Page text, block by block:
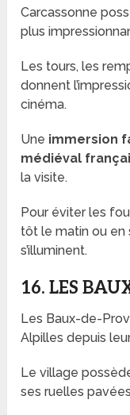
Carcassonne
plus
Les tours, les
donnent
cinéma.
Une immersion
médiéval
la visite.
Pour éviter les
tôt le matin ou en
s’illuminent.
16. LES
Les Baux-de-
Alpilles depuis
Le village
ses ruelles